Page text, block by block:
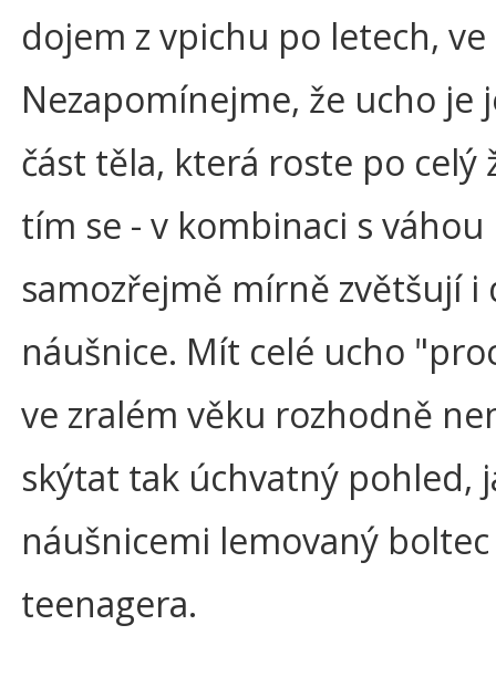
dojem z vpichu po letech,
Nezapomínejme, že ucho je
část těla, která roste po celý
tím se - v kombinaci s váhou
samozřejmě mírně zvětšují i
náušnice. Mít celé ucho
ve zralém věku rozhodně
skýtat tak úchvatný pohled,
náušnicemi lemovaný boltec
teenagera.